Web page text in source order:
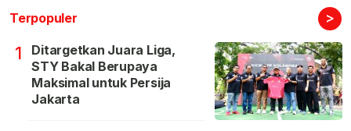
Terpopuler >
1
Ditargetkan Juara Liga,
STY Bakal Berupaya
Maksimal untuk Persija
Jakarta